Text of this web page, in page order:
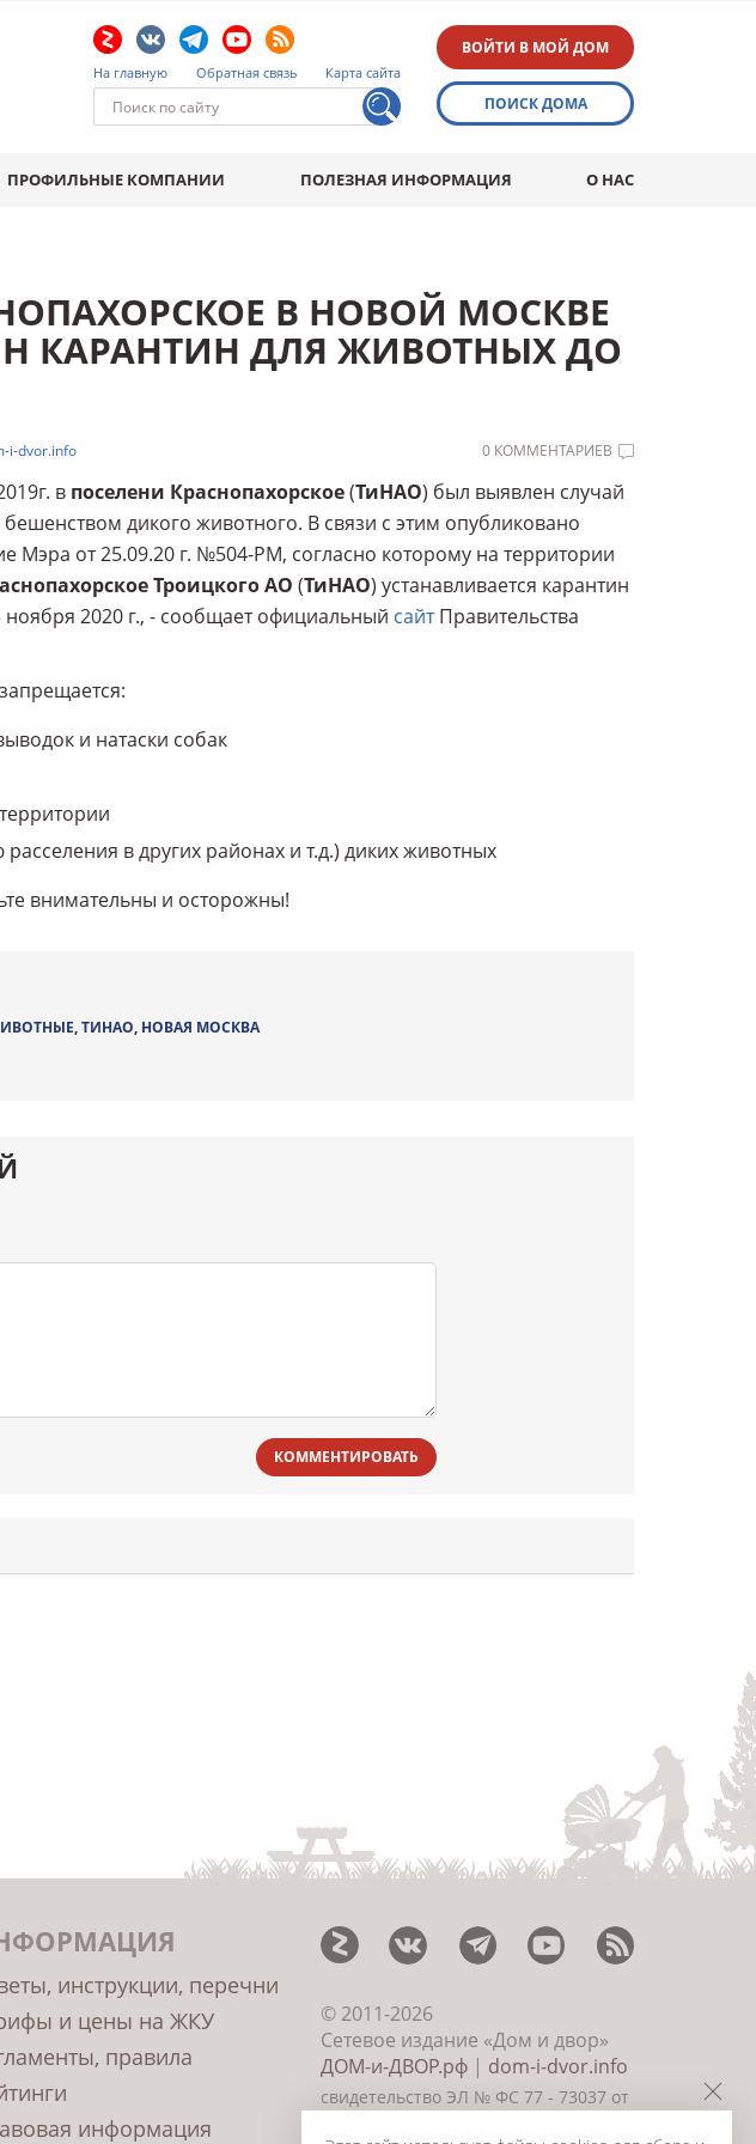
На главную Обратная связь Карта сайта
ВОЙТИ В МОЙ ДОМ
ПОИСК ДОМА
ПРОФИЛЬНЫЕ КОМПАНИИ ПОЛЕЗНАЯ ИНФОРМАЦИЯ О НАС
В НОВОЙ МОСКВЕ
КАРАНТИН ДЛЯ ЖИВОТНЫХ ДО
i-dvor.info 0 КОММЕНТАРИЕВ
в поселени Краснопахорское(ТиНАО) был выявлен случай
дикого животного. В связи с этим опубликовано
Мэра от 25.09.20 г. №504-РМ, согласно которому на территории
ТроицкогоАО (ТиНАО) устанавливается карантин
ноября 2020 г., - сообщает официальный сайтПравительства
и натаски собак
в других районах и т.д.) диких животных
внимательны и осторожны!
,ТИНАО, НОВАЯ МОСКВА
КОММЕНТИРОВАТЬ
инструкции, перечни
и цены на ЖКУ
правила
информация
© 2011-2026
Сетевое издание «Дом и двор»
ДОМ-и-ДВОР.рф| dom-i-dvor.info
свидетельство ЭЛ № ФС 77 - 73037 от